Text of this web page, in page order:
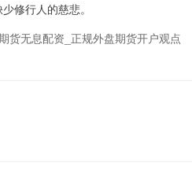
修行人的慈悲。
货无息配资_正规外盘期货开户观点